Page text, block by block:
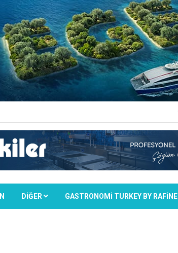
DIĞER GASTRONOMİ TURKEY BY RAFİNE